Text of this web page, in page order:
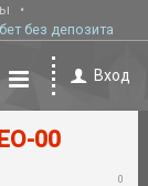
без депозита
Вход
00
0